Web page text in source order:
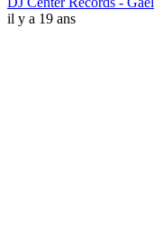
il y a 19 ans